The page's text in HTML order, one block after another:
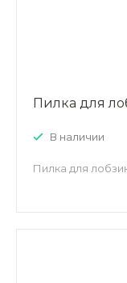
Пилка для
В наличии
Пилка для